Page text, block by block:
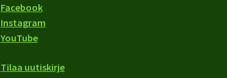
Facebook
Instagram
YouTube
Tilaa uutiskirje